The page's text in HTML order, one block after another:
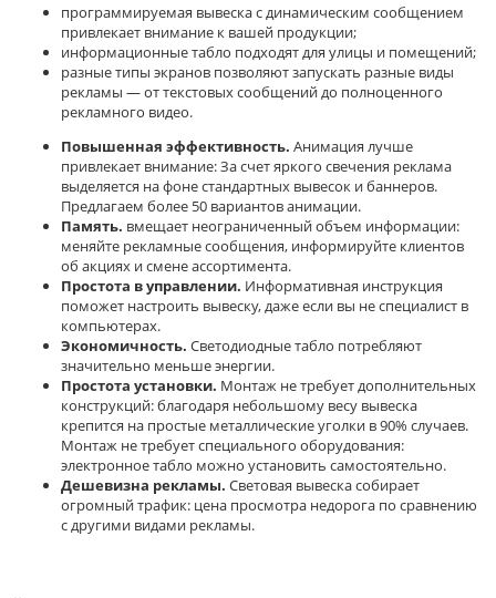
программируемая вывеска с динамическим сообщением
привлекает внимание к вашей продукции;
информационные табло подходят для улицы и помещений;
разные типы экранов позволяют запускать разные виды
рекламы — от текстовых сообщений до полноценного
рекламного видео.
Повышенная эффективность. Анимация лучше
привлекает внимание: За счет яркого свечения реклама
выделяется на фоне стандартных вывесок и баннеров.
Предлагаем более 50 вариантов анимации.
Память. вмещает неограниченный объем информации:
меняйте рекламные сообщения, информируйте клиентов
об акциях и смене ассортимента.
Простота в управлении. Информативная инструкция
поможет настроить вывеску, даже если вы не специалист в
компьютерах.
Экономичность. Светодиодные табло потребляют
значительно меньше энергии.
Простота установки. Монтаж не требует дополнительных
конструкций: благодаря небольшому весу вывеска
крепится на простые металлические уголки в 90% случаев.
Монтаж не требует специального оборудования:
электронное табло можно установить самостоятельно.
Дешевизна рекламы. Световая вывеска собирает
огромный трафик: цена просмотра недорога по сравнению
с другими видами рекламы.